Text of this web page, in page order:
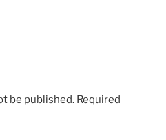
be published. Required